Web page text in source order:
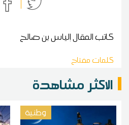
كاتب المقالإلياس بن صالح
كلمات مفتاح
الاكثر مشاهدة
وطنية